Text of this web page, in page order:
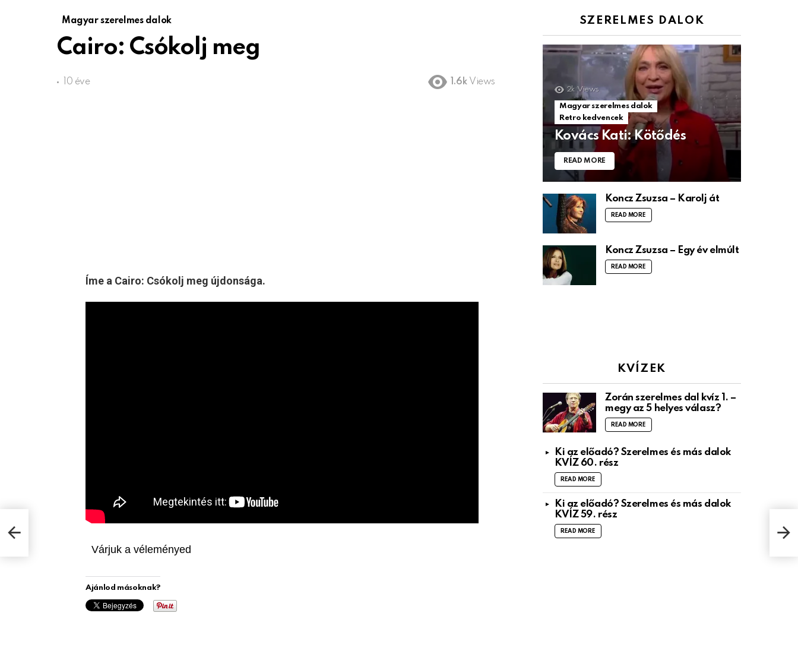
Magyar szerelmes dalok
Cairo: Csókolj meg
10 éve 1.6k Views
Íme a Cairo: Csókolj meg újdonsága.
Várjuk a véleményed
Ajánlod másoknak?
LL
SZERELMES DALOK
2k Views
Magyar szerelmes dalok
Retro kedvencek
Kovács Kati: Kötődés
READ MORE
Koncz Zsuzsa – Karolj át
READ MORE
Koncz Zsuzsa – Egy év elmúlt
READ MORE
KVÍZEK
Zorán szerelmes dal kvíz 1. –
megy az 5 helyes válasz?
READ MORE
Ki az előadó? Szerelmes és más dalok
KVÍZ 60. rész
READ MORE
Ki az előadó? Szerelmes és más dalok
KVÍZ 59. rész
READ MORE